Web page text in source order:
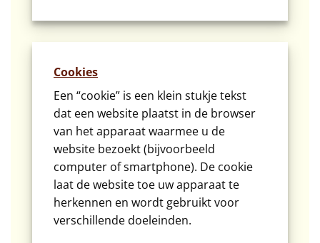
Cookies
Een “cookie” is een klein stukje tekst
dat een website plaatst in de browser
van het apparaat waarmee u de
website bezoekt (bijvoorbeeld
computer of smartphone). De cookie
laat de website toe uw apparaat te
herkennen en wordt gebruikt voor
verschillende doeleinden.